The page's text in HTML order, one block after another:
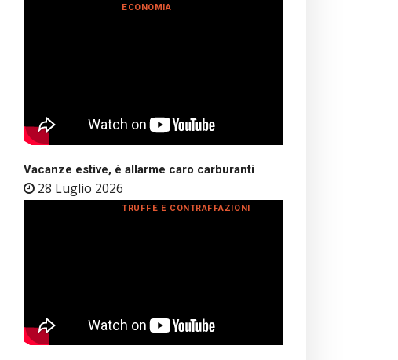
Vacanze estive, è allarme caro carburanti
28 Luglio 2026
ECONOMIA
TRUFFE E CONTRAFFAZIONI